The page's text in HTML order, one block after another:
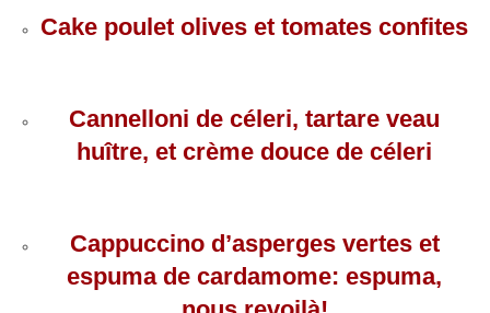
Cake poulet olives et tomates confites
Cannelloni de céleri, tartare veau
huître, et crème douce de céleri
Cappuccino d’asperges vertes et
espuma de cardamome: espuma,